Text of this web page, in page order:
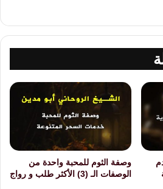
وصفة الثوم للمحبة واحدة من
الوصفات الـ (3) الأكثر طلب و رواج